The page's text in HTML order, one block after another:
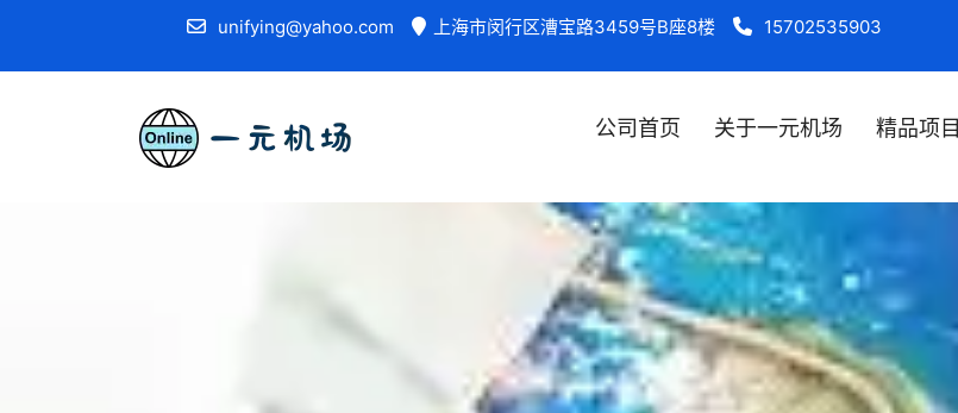
unifying@yahoo.com 上海市闵行区漕宝路3459号B座8楼 15702535903
公司首页 关于一元机场 精品项目